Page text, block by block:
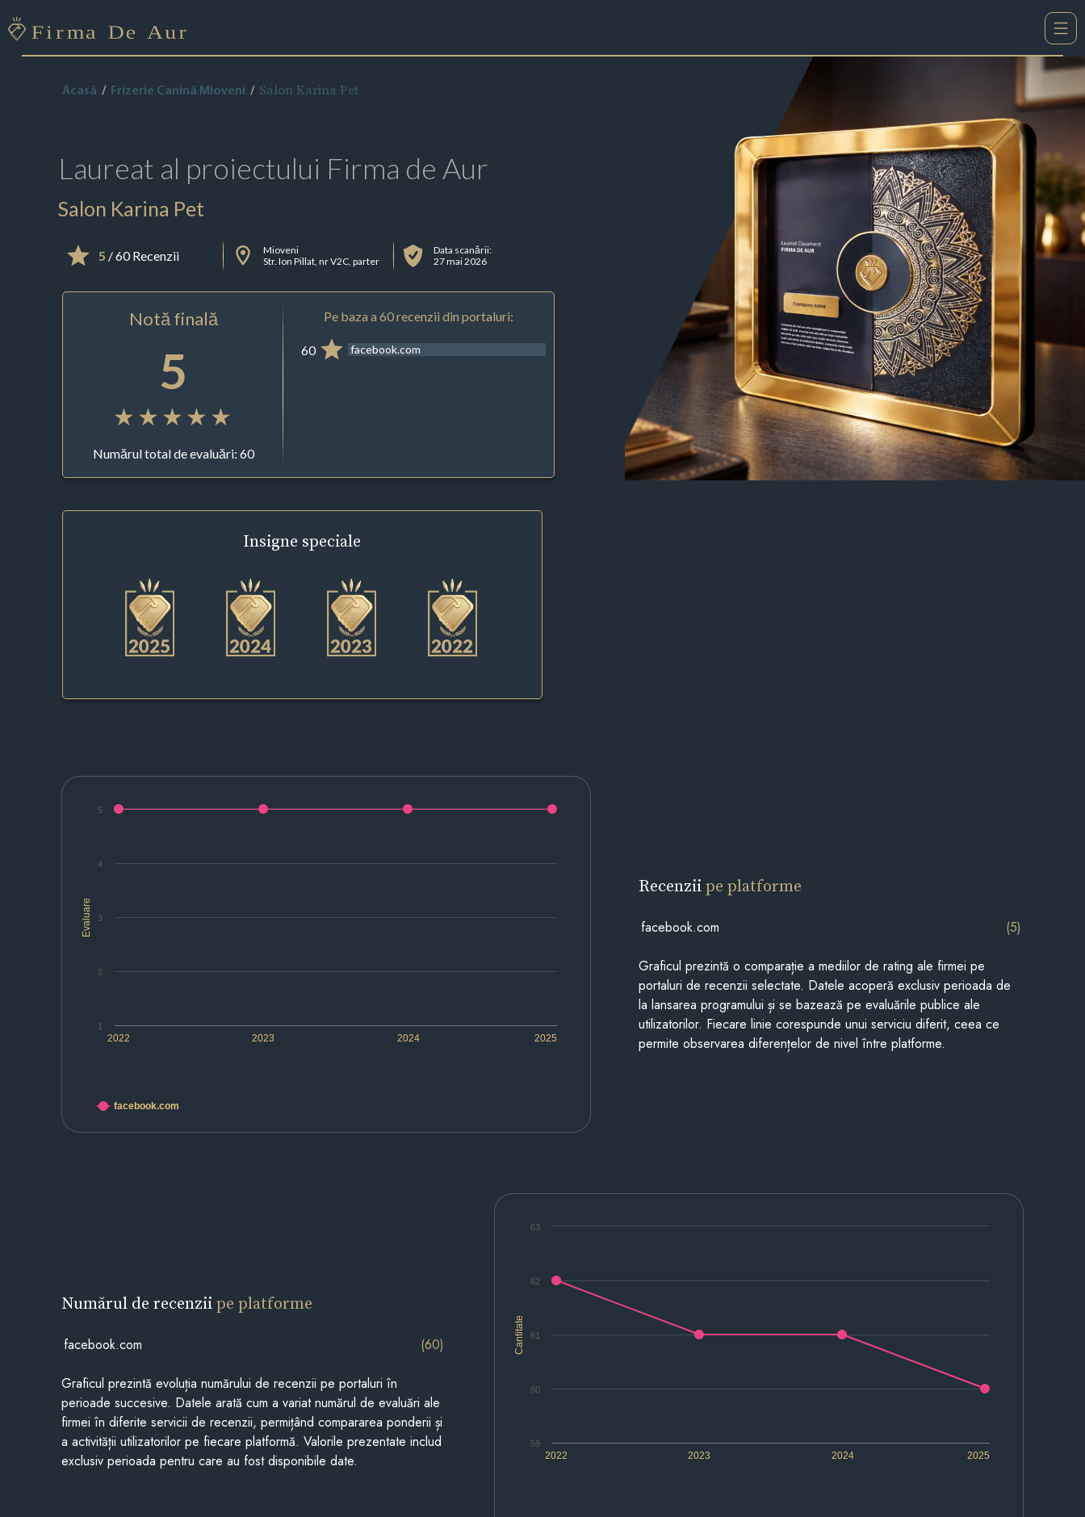
Acasă Frizerie Canină Mioveni Salon Karina Pet
Laureat al proiectului Firma de Aur
Salon Karina Pet
5 / 60 Recenzii
Mioveni
Str. Ion Pillat, nr V2C, parter
Data scanării:
27 mai 2026
Notă finală
5
Numărul total de evaluări: 60
Pe baza a 60 recenzii din portaluri:
60 facebook.com
Insigne speciale
Evaluare
2022 2023 2024 2025
1
2
3
4
5
facebook.com
Recenziipe platforme
facebook.com (5)
Graficul prezintă o comparație a mediilor de rating ale firmei pe
portaluri de recenzii selectate. Datele acoperă exclusiv perioada de
la lansarea programului și se bazează pe evaluările publice ale
utilizatorilor. Fiecare linie corespunde unui serviciu diferit, ceea ce
permite observarea diferențelor de nivel între platforme.
Cantitate
2022 2023 2024 2025
60
61
62
59
63
Numărul de recenziipe platforme
facebook.com (60)
Graficul prezintă evoluția numărului de recenzii pe portaluri în
perioade succesive. Datele arată cum a variat numărul de evaluări ale
firmei în diferite servicii de recenzii, permițând compararea ponderii și
a activității utilizatorilor pe fiecare platformă. Valorile prezentate includ
exclusiv perioada pentru care au fost disponibile date.